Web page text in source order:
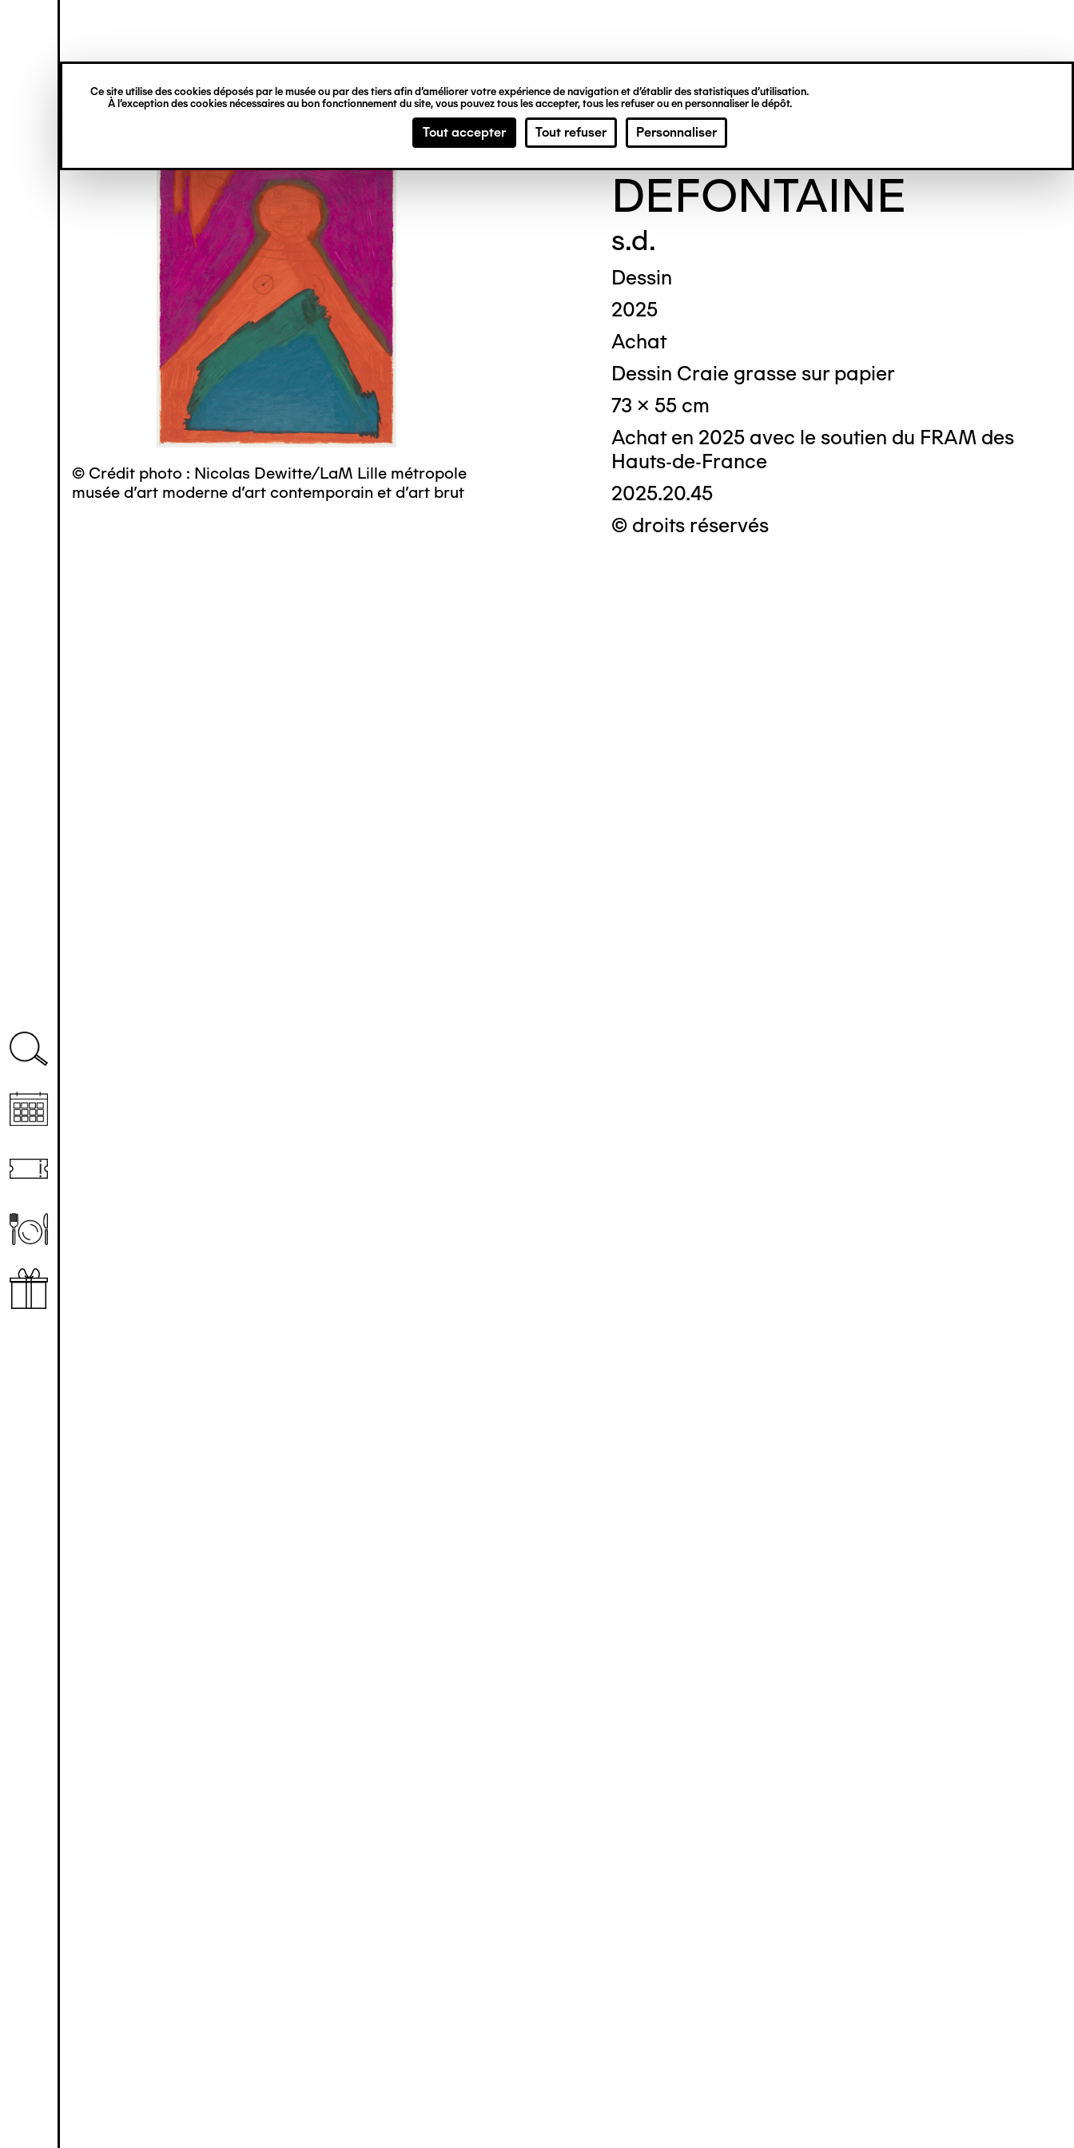
Ce site utilise des cookies déposés par le musée ou par des tiers afin d’améliorer votre expérience de navigation et d’établir des statistiques d’utilisation.
À l’exception des cookies nécessaires au bon fonctionnement du site, vous pouvez tous les accepter, tous les refuser ou en personnaliser le dépôt.
Tout accepter Tout refuser Personnaliser
principal
verticale
© Crédit photo : Nicolas Dewitte/LaM Lille métropole
musée d’art moderne d’art contemporain et d’art brut
François
DEFONTAINE
s.d.
Dessin
2025
Achat
Dessin Craie grasse sur papier
73 x 55 cm
Achat en 2025 avec le soutien du FRAM des
Hauts-de-France
2025.20.45
© droits réservés